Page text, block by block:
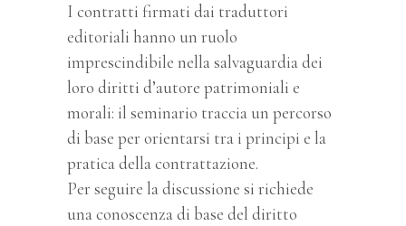
I contratti firmati dai traduttori
editoriali hanno un ruolo
imprescindibile nella salvaguardia dei
loro diritti d’autore patrimoniali e
morali: il seminario traccia un percorso
di base per orientarsi tra i principi e la
pratica della contrattazione.
Per seguire la discussione si richiede
una conoscenza di base del diritto